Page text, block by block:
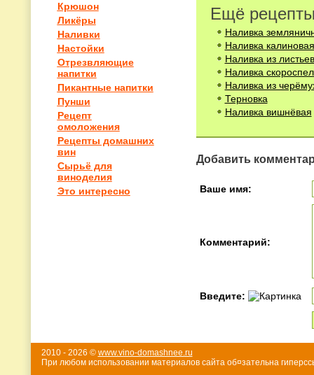
Крюшон
Ликёры
Наливки
Настойки
Отрезвляющие
напитки
Пикантные напитки
Пунши
Рецепт
омоложения
Рецепты домашних
вин
Сырьё для
виноделия
Это интересно
Ещё
Наливка
Наливка калиновая
Наливка из
Наливка
Наливка из
Терновка
Наливка вишнёвая
Добавить
Ваше имя:
Комментарий:
Введите:
2010 - 2026 © www.vino-domashnee.ru
При любом использовании материалов сайта об¤зательна